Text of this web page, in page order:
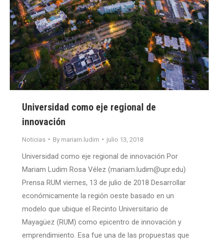
Universidad como eje regional de
innovación
Noticias By mariam.ludim julio 13, 2018
Universidad como eje regional de innovación Por
Mariam Ludim Rosa Vélez (mariam.ludim@upr.edu)
Prensa RUM viernes, 13 de julio de 2018 Desarrollar
económicamente la región oeste basado en un
modelo que ubique el Recinto Universitario de
Mayagüez (RUM) como epicentro de innovación y
emprendimiento. Esa fue una de las propuestas que